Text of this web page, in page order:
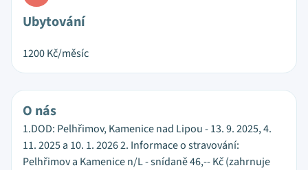
Ubytování
1200Kč/měsíc
O nás
1.DOD: Pelhřimov, Kamenice nad Lipou - 13. 9. 2025, 4.
11. 2025 a 10. 1. 2026 2. Informace o stravování:
Pelhřimov a Kamenice n/L - snídaně 46,-- Kč (zahrnuje